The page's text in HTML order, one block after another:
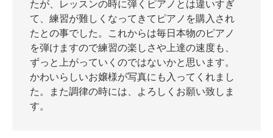
たが、レッスンの時に弾くピアノとは違いすぎ
て、練習が難しくなってきてピアノを購入され
たとの事でした。これからは毎日本物のピアノ
を弾けますので練習の楽しさや上達の速度も、
ずっと上がっていくのではないかと思います。
かわいらしいお嬢様が写真にも入ってくれまし
た。また調律の時には、よろしくお願い致しま
す。